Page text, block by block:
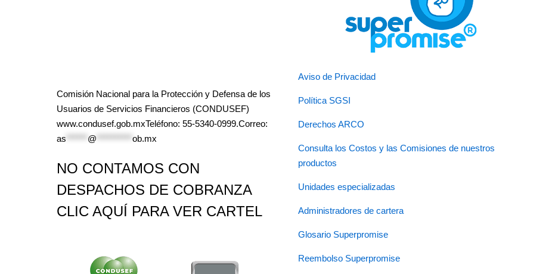
Comisión Nacional para la Protección y Defensa de los
Usuarios de Servicios Financieros (CONDUSEF)
www.condusef.gob.mxTeléfono: 55-5340-0999.Correo:
as
@ ob.mx
NO CONTAMOS CON
DESPACHOS DE COBRANZA
CLIC AQUÍ PARA VER CARTEL
Aviso de Privacidad
Política SGSI
Derechos ARCO
Consulta los Costos y las Comisiones de nuestros
productos
Unidades especializadas
Administradores de cartera
Glosario Superpromise
Reembolso Superpromise